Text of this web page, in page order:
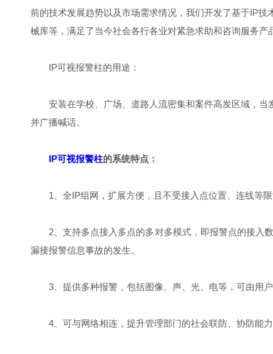
前的技术发展趋势以及市场需求情况，我们开发了基于IP
械库等，满足了当今社会各行各业对紧急求助和咨询服务产
IP可视报警柱的用途：
安装在学校、广场、道路人流密集和案件高发区域，当
并广播喊话。
IP可视报警柱的系统特点：
1、全IP组网，扩展方便，且不受接入点位置、连线等
2、支持多点接入多点的多对多模式，即报警点的接入数
漏接报警信息事故的发生。
3、提供多种报警，包括图像、声、光、电等，可由用
4、可与网络相连，提升管理部门的社会联防、协防能